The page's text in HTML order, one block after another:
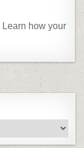
Learn how your